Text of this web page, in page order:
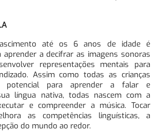
até os 6 anos de idade é
a decifrar as imagens sonoras
representações mentais para
Assim como todas as crianças
potencial para aprender a falar e
língua nativa, todas nascem com a
e compreender a música. Tocar
as competências linguísticas, a
do mundo ao redor.